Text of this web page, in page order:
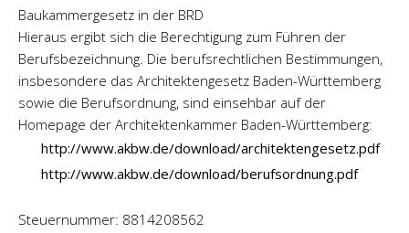
Baukammergesetz in der BRD
Hieraus ergibt sich die Berechtigung zum Führen der
Berufsbezeichnung. Die berufsrechtlichen Bestimmungen,
insbesondere das Architektengesetz Baden-Württemberg
sowie die Berufsordnung, sind einsehbar auf der
Homepage der Architektenkammer Baden-Württemberg:
http://www.akbw.de/download/architektengesetz.pdf
http://www.akbw.de/download/berufsordnung.pdf
Steuernummer: 8814208562